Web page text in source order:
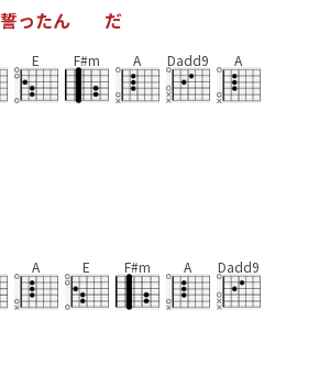
誓ったん だ
E F#m A Dadd9 A
A E F#m A Dadd9